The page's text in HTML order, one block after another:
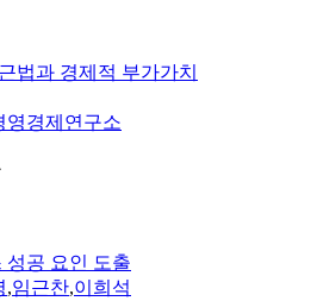
법과 경제적 부가가치
영경제연구소
성공 요인 도출
,임근찬,이희석